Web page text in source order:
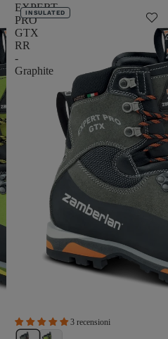
EXPERT
PRO
GTX
RR
-
Graphite
3 recensioni
INSULATED